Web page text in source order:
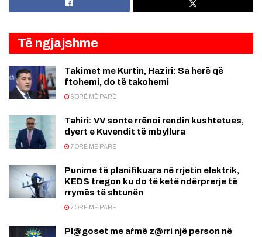
Të ngjajshme
Takimet me Kurtin, Haziri: Sa herë që
ftohemi, do të takohemi
6 ORË MË PARË
Tahiri: VV sonte rrënoi rendin kushtetues,
dyert e Kuvendit të mbyllura
7 ORË MË PARË
Punime të planifikuara në rrjetin elektrik,
KEDS tregon ku do të ketë ndërprerje të
rrymës të shtunën
7 ORË MË PARË
Pl@goset me aŕmë z@rri një person në